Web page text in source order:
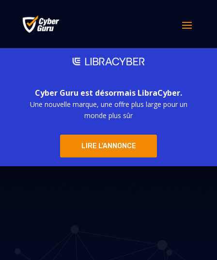
Cyber Guru est désormais LibraCyber.
Une nouvelle marque, une offre plus large pour un
monde plus sûr
LIRE L'ANNONCE